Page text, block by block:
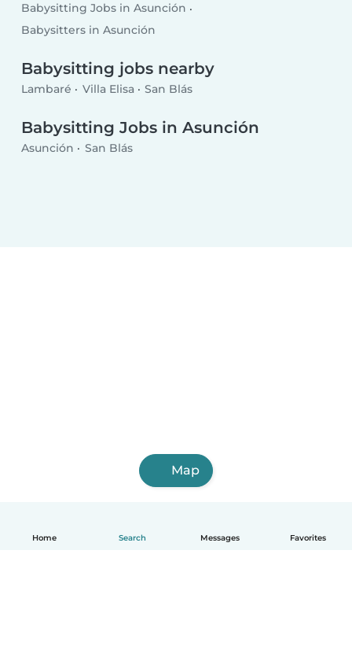
Home Search Messages Favorites
Babysitting Jobs in Asunción
Babysitters in Asunción
Babysitting jobs nearby
Lambaré Villa Elisa San Blás
Babysitting Jobs in Asunción
Asunción San Blás
Map